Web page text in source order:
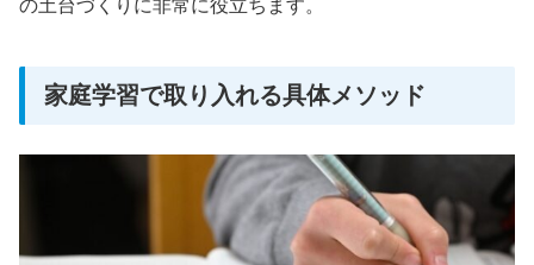
の土台づくりに非常に役立ちます。
家庭学習で取り入れる具体メソッド